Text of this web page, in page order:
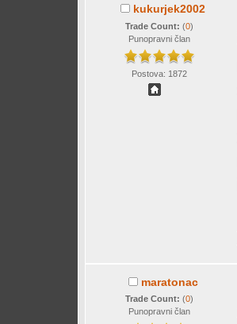
kukurjek2002
Trade Count: (0)
Punopravni član
Postova: 1872
maratonac
Trade Count: (0)
Punopravni član